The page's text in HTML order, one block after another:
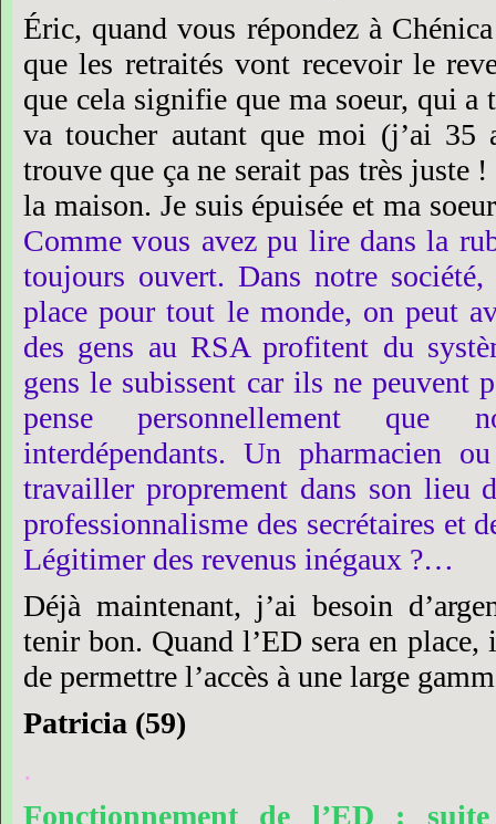
Éric, quand vous répondez à Chénica
que les retraités vont recevoir le
que cela signifie que ma soeur, qui a
va toucher autant que moi (j’ai 35
trouve que ça ne serait pas très juste !
la maison. Je suis épuisée et ma soeur
Comme vous avez pu lire dans la
toujours ouvert. Dans notre société,
place pour tout le monde, on peut
des gens au RSA profitent du
gens le subissent car ils ne peuvent
pense
personnellement que
interdépendants. Un pharmacien
ou
travailler proprement dans son lieu
professionnalisme des secrétaires et
Légitimer des revenus inégaux ?…
Déjà maintenant, j’ai besoin
tenir bon. Quand l’ED sera en place,
de permettre l’accès à une large
Patricia (59)
.
Fonctionnement
de l’ED :
suite